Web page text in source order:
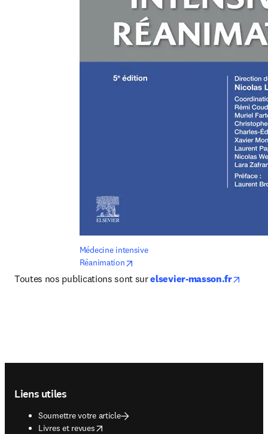
Médecine intensive
Réanimation
Toutes nos publications sont sur elsevier-masson.fr
Liens utiles
Soumettre votre article
Livres et revues
opens in new tab/window